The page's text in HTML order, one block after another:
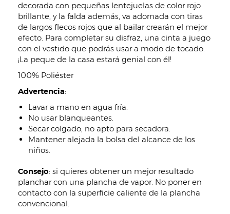
decorada con pequeñas lentejuelas de color rojo
brillante, y la falda además, va adornada con tiras
de largos flecos rojos que al bailar crearán el mejor
efecto. Para completar su disfraz, una cinta a juego
con el vestido que podrás usar a modo de tocado.
¡La peque de la casa estará genial con él!
100% Poliéster
Advertencia:
Lavar a mano en agua fría.
No usar blanqueantes.
Secar colgado, no apto para secadora.
Mantener alejada la bolsa del alcance de los
niños.
Consejo: si quieres obtener un mejor resultado
planchar con una plancha de vapor. No poner en
contacto con la superficie caliente de la plancha
convencional.